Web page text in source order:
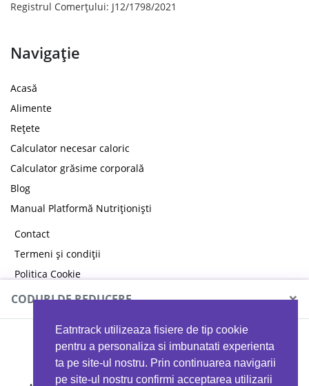
Eatntrack utilizeaza fisiere de tip cookie
pentru a personaliza si imbunatati experienta
ta pe site-ul nostru. Prin continuarea navigarii
pe site-ul nostru confirmi acceptarea utilizarii
Registrul Comerțului: J12/1798/2021
Navigație
Acasă
Alimente
Rețete
Calculator necesar caloric
Calculator grăsime corporală
Blog
Manual Platformă Nutriționiști
Contact
Termeni și condiții
Politica Cookie
Politica de confidențialitate
CODURI DE REDUCERE ×
MYPROTEIN